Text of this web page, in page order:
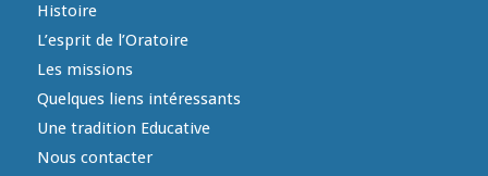
Histoire
L’esprit de l’Oratoire
Les missions
Quelques liens intéressants
Une tradition Educative
Nous contacter